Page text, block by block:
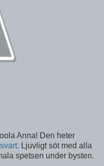
Anna! Den heter
svart. Ljuvligt söt med alla
spetsen under bysten.